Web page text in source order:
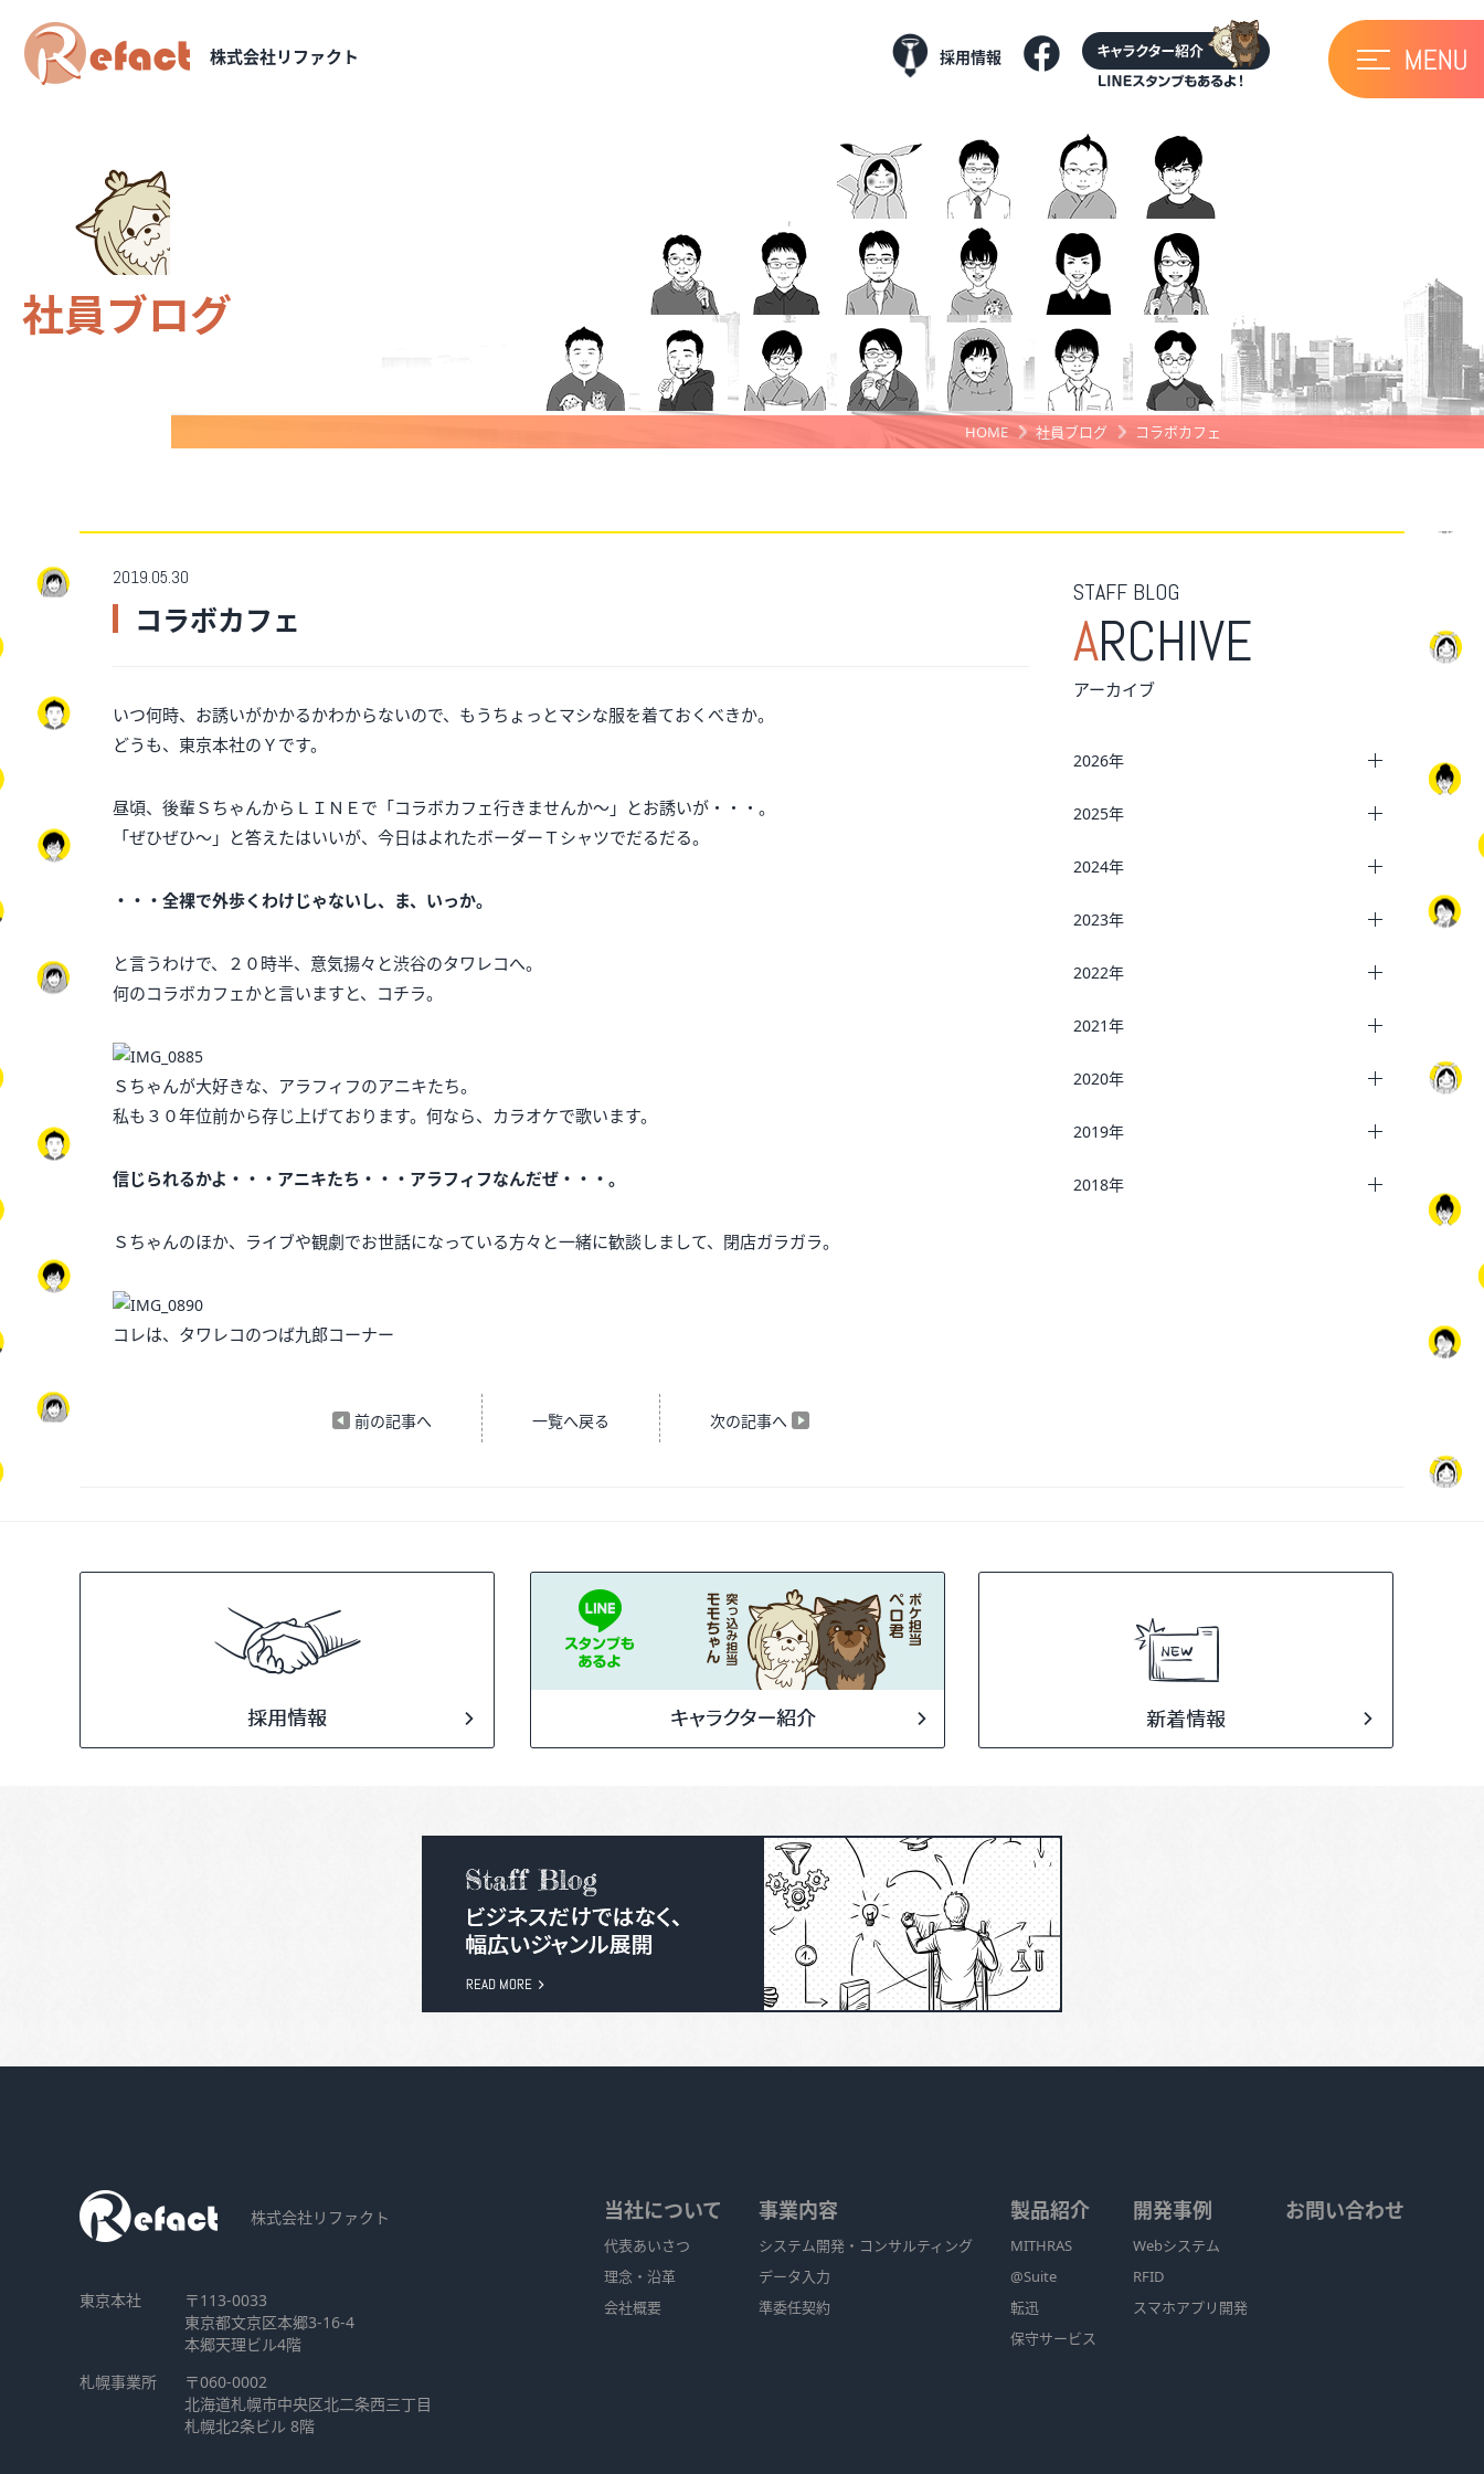
株式会社リファクト 採用情報
社員ブログ
HOME 社員ブログ コラボカフェ
2019.05.30
コラボカフェ
いつ何時、お誘いがかかるかわからないので、もうちょっとマシな服を着ておくべきか。
どうも、東京本社のＹです。
昼頃、後輩ＳちゃんからＬＩＮＥで「コラボカフェ行きませんか～」とお誘いが・・・。
「ぜひぜひ～」と答えたはいいが、今日はよれたボーダーＴシャツでだるだる。
・・・全裸で外歩くわけじゃないし、ま、いっか。
と言うわけで、２０時半、意気揚々と渋谷のタワレコへ。
何のコラボカフェかと言いますと、コチラ。
Ｓちゃんが大好きな、アラフィフのアニキたち。
私も３０年位前から存じ上げております。何なら、カラオケで歌います。
信じられるかよ・・・アニキたち・・・アラフィフなんだぜ・・・。
Ｓちゃんのほか、ライブや観劇でお世話になっている方々と一緒に歓談しまして、閉店ガラガラ。
コレは、タワレコのつば九郎コーナー
前の記事へ 一覧へ戻る 次の記事へ
STAFF BLOG
ARCHIVE
アーカイブ
2026年
2025年
2024年
2023年
2022年
2021年
2020年
2019年
2018年
株式会社リファクト
東京本社
〒113-0033
東京都文京区本郷3-16-4
本郷天理ビル4階
札幌事業所
〒060-0002
北海道札幌市中央区北二条西三丁目
札幌北2条ビル 8階
当社について
代表あいさつ
理念・沿革
会社概要
事業内容
システム開発・コンサルティング
データ入力
準委任契約
製品紹介
MITHRAS
@Suite
転迅
保守サービス
開発事例
Webシステム
RFID
スマホアプリ開発
お問い合わせ